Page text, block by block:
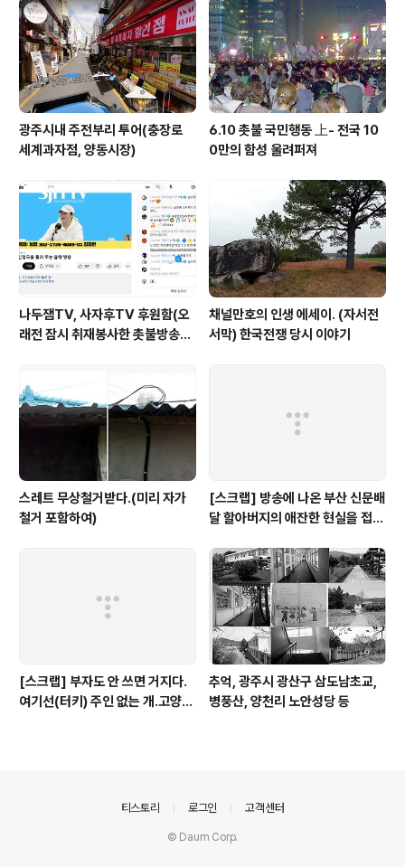
광주시내 주전부리 투어(충장로
세계과자점, 양동시장)
6.10 촛불 국민행동 上- 전국 10
0만의 함성 울려퍼져
나두잼TV, 사자후TV 후원함(오
래전 잠시 취재봉사한 촛불방송
채널만호의 인생 에세이. (자서전
서막) 한국전쟁 당시 이야기
스레트 무상철거받다.(미리 자가
철거 포함하여)
[스크랩] 방송에 나온 부산 신문배
달 할아버지의 애잔한 현실을 접하
[스크랩] 부자도 안 쓰면 거지다.
여기선(터키) 주인 없는 개.고양이
추억, 광주시 광산구 삼도남초교,
병풍산, 양천리 노안성당 등
티스토리 로그인 고객센터
© Daum Corp.